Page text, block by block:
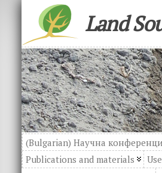
Land
(Bulgarian) Научна
Publications and materials